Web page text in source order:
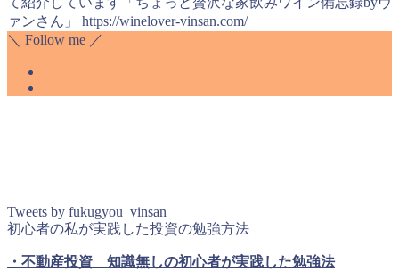
ァンさん」 https://winelover-vinsan.com/
＼ Follow me ／
Tweets by fukugyou_vinsan
初心者の私が実践した投資の勉強方法
・不動産投資 知識無しの初心者が実践した勉強法